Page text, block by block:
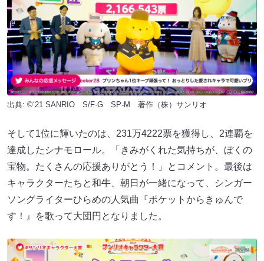
出典: ©‘21 SANRIO S/F·G SP-M 著作（株）サンリオ
そして1位に輝いたのは、231万4222票を獲得し、2連覇を
達成したシナモロール。「きみがくれた気持ちが、ぼくの
宝物。たくさんの応援ありがとう！」とコメント。最後は
キャラクターたちと和牛、朝日が一緒になって、シンガー
ソングライターひらめの人気曲『ポケットからきゅんで
す！』を歌って大団円となりました。